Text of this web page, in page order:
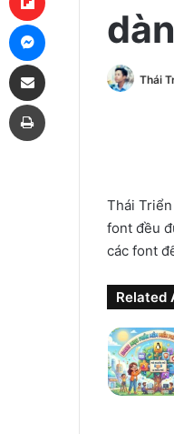
Thái
Thái
font đều
các font
Related